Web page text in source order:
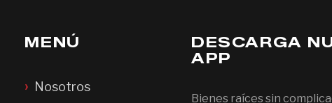
MENÚ
Nosotros
DESCARGA
APP
Bienes raíces sin